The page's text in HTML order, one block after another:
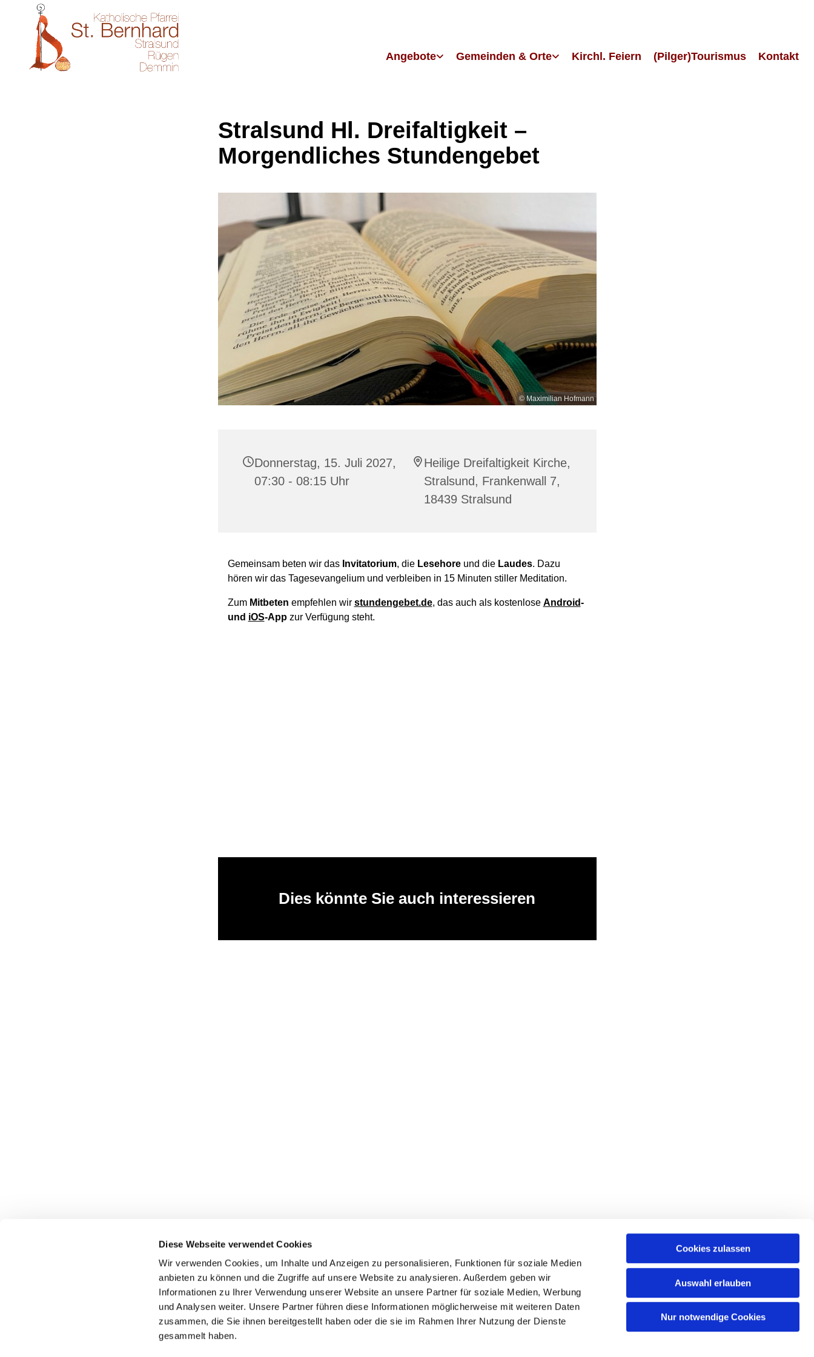
Diese Webseite verwendet Cookies
Wir verwenden Cookies, um Inhalte und Anzeigen zu personalisieren, Funktionen für soziale Medien
anbieten zu können und die Zugriffe auf unsere Website zu analysieren. Außerdem geben wir
Informationen zu Ihrer Verwendung unserer Website an unsere Partner für soziale Medien, Werbung
und Analysen weiter. Unsere Partner führen diese Informationen möglicherweise mit weiteren Daten
zusammen, die Sie ihnen bereitgestellt haben oder die sie im Rahmen Ihrer Nutzung der Dienste
gesammelt haben.
Cookies zulassen
Auswahl erlauben
Nur notwendige Cookies
Angebote Gemeinden & Orte Kirchl. Feiern (Pilger)Tourismus Kontakt
Stralsund Hl. Dreifaltigkeit –
Morgendliches Stundengebet
© Maximilian Hofmann
Donnerstag, 15. Juli 2027,
07:30 - 08:15 Uhr
Heilige Dreifaltigkeit Kirche,
Stralsund, Frankenwall 7,
18439 Stralsund
Gemeinsam beten wir das Invitatorium, die Lesehoreund die Laudes. Dazu
hören wir das Tagesevangelium und verbleiben in 15 Minuten stiller Meditation.
Zum Mitbeten empfehlen wir stundengebet.de, das auch als kostenlose Android-
und iOS-Appzur Verfügung steht.
Dies könnte Sie auch interessieren
Katholische Kirchengemeinde Pfarrei St. Bernhard Stralsund/Rügen/Demmin • Frankenstr. 39 • 18439 Stralsund
Hinweisgebersystem